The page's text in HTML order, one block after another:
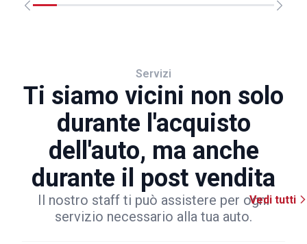
Servizi
Ti siamo vicini non solo
durante l'acquisto
dell'auto, ma anche
durante il post vendita
Il nostro staff ti può assistere per ogni
servizio necessario alla tua auto.
Vedi tutti